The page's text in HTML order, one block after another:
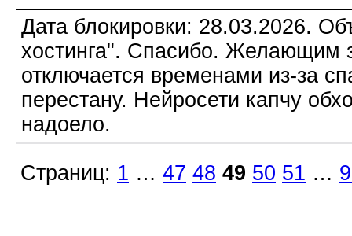
Дата блокировки: 28.03.2026.
хостинга". Спасибо. Желающим
отключается временами из-за
перестану. Нейросети капчу
надоело.
Страниц: 1 … 47 48 49 50 51 …